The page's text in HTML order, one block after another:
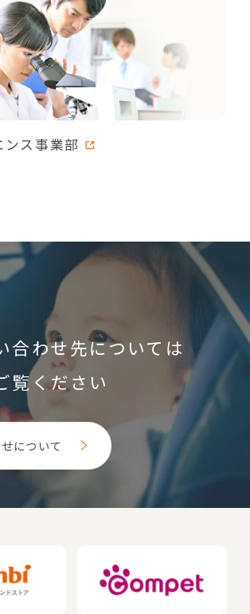
ンス事業部
合わせ先については
覧ください
について